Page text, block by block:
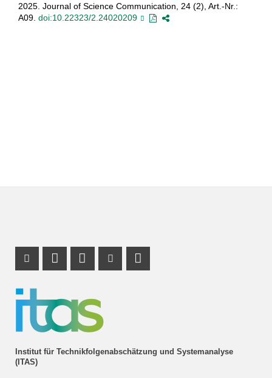
2025. Journal of Science Communication, 24 (2), Art.-Nr.:
A09. doi:10.22323/2.24020209
Institut für Technikfolgenabschätzung und Systemanalyse
(ITAS)
Instagram Profil
Profil Mastodon
LinkedIn Profil
Youtube Profil
RSS-Link